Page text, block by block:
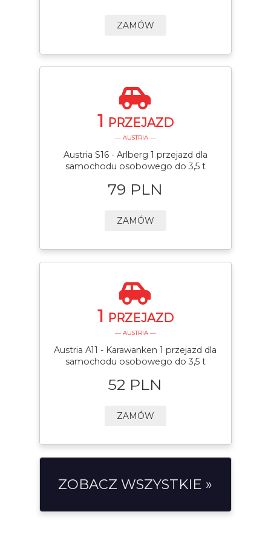
ZAMÓW
1 PRZEJAZD
— AUSTRIA —
Austria S16 - Arlberg 1 przejazd dla
samochodu osobowego do 3,5 t
79 PLN
ZAMÓW
1 PRZEJAZD
— AUSTRIA —
Austria A11 - Karawanken 1 przejazd dla
samochodu osobowego do 3,5 t
52 PLN
ZAMÓW
ZOBACZ WSZYSTKIE »